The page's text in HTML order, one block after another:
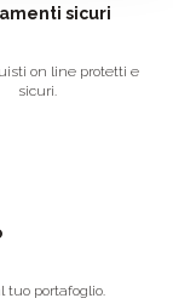
sicuri
on line protetti e
sicuri.
tuo portafoglio.